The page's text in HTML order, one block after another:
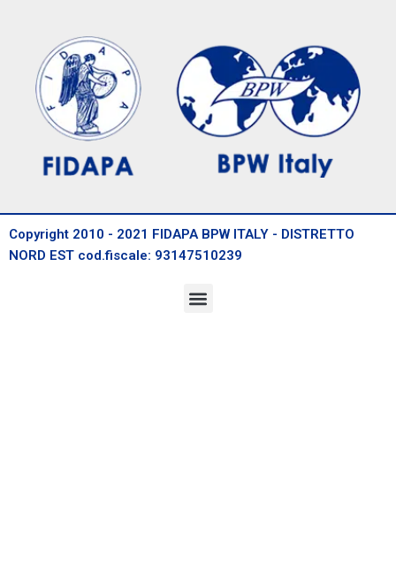
Copyright 2010 - 2021 FIDAPA BPW ITALY - DISTRETTO
NORD EST cod.fiscale: 93147510239